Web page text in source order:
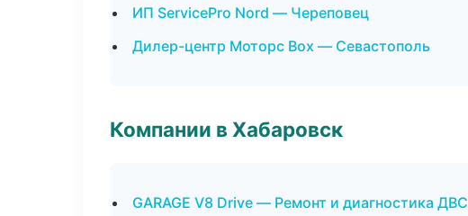
ИП ServicePro Nord — Череповец
Дилер-центр Моторс Box — Севастополь
Компании в Хабаровск
GARAGE V8 Drive — Ремонт и диагностика ДВС